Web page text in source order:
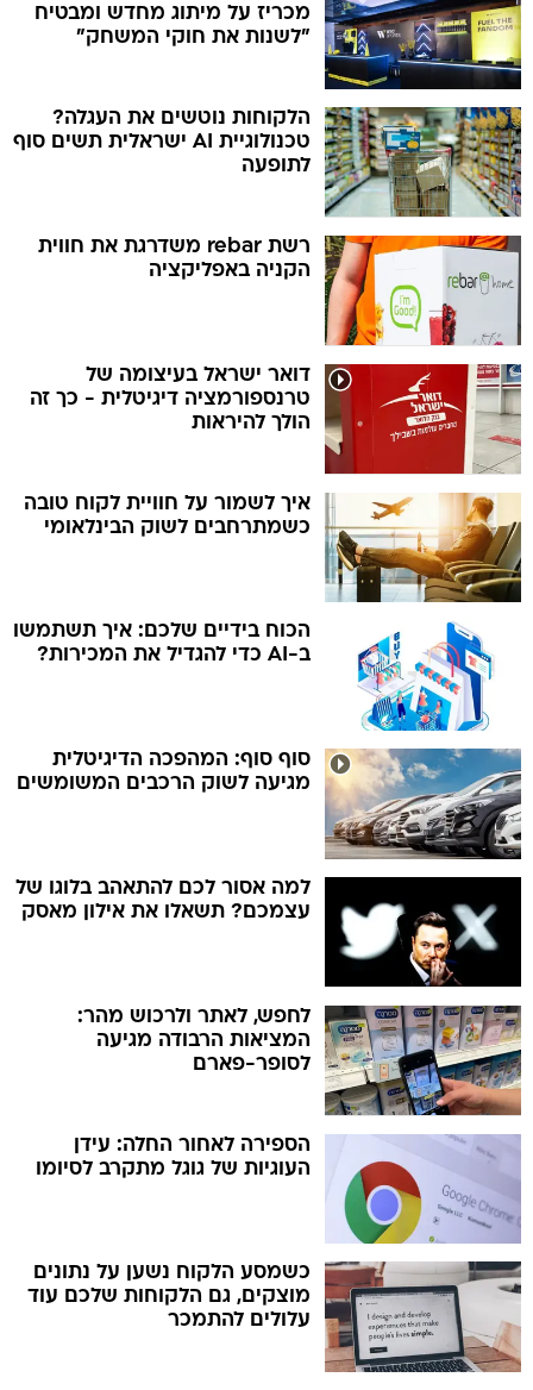
מכריז על מיתוג מחדש ומבטיח
"לשנות את חוקי המשחק"
הלקוחות נוטשים את העגלה?
טכנולוגיית AI ישראלית תשים סוף
לתופעה
רשת rebar משדרגת את חווית
הקניה באפליקציה
דואר ישראל בעיצומה של
טרנספורמציה דיגיטלית - כך זה
הולך להיראות
איך לשמור על חוויית לקוח טובה
כשמתרחבים לשוק הבינלאומי
הכוח בידיים שלכם: איך תשתמשו
ב-AI כדי להגדיל את המכירות?
סוף סוף: המהפכה הדיגיטלית
מגיעה לשוק הרכבים המשומשים
למה אסור לכם להתאהב בלוגו של
עצמכם? תשאלו את אילון מאסק
לחפש, לאתר ולרכוש מהר:
המציאות הרבודה מגיעה
לסופר-פארם
הספירה לאחור החלה: עידן
העוגיות של גוגל מתקרב לסיומו
כשמסע הלקוח נשען על נתונים
מוצקים, גם הלקוחות שלכם עוד
עלולים להתמכר